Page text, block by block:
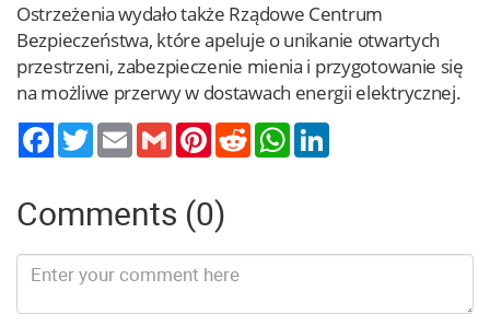
Ostrzeżenia wydało także Rządowe Centrum
Bezpieczeństwa, które apeluje o unikanie otwartych
przestrzeni, zabezpieczenie mienia i przygotowanie się
na możliwe przerwy w dostawach energii elektrycznej.
TwitterEmail Gmail PinterestReddit WhatsApp
Comments (0)